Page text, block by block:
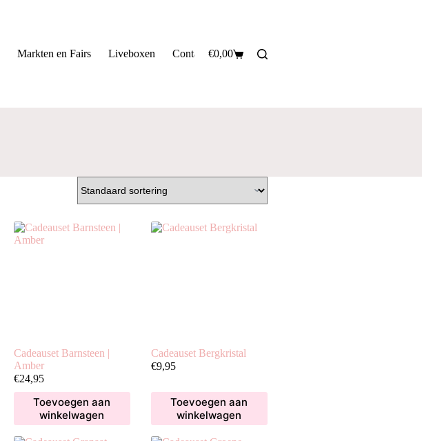
Markten en Fairs Liveboxen Contact Privacy informatie
Winkelwagen
€0,00
Cadeauset Barnsteen |
Amber
€24,95
Toevoegen aan
winkelwagen
Cadeauset Bergkristal
€9,95
Toevoegen aan
winkelwagen